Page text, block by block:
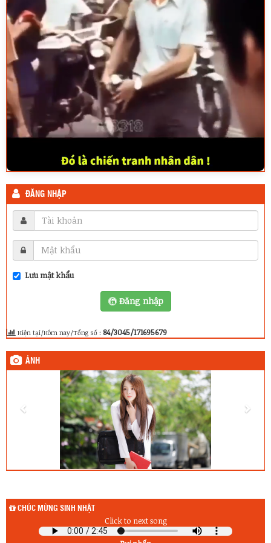
ĐĂNG NHẬP
Lưu mật khẩu
Đăng nhập
Hiện tại/Hôm nay/Tổng số : 84/3045/171695679
ẢNH
CHÚC MỪNG SINH NHẬT
Click to next song